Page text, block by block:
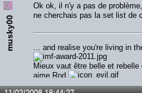
musky00
Ok ok, il n'y a pas de
ne cherchais pas la set list de
... and realise you're living in
Mieux vaut être belle et
aime Rod